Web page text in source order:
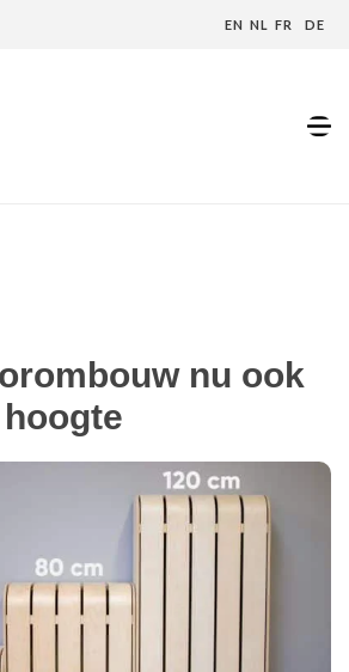
EN NL FR DE
nu ook in 120 cm
nu ook